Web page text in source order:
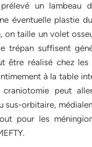
un lambeau
éventuelle plastie
on taille un volet
trépan suffisent
être réalisé chez
à la table
peut
sus-orbitaire,
pour les